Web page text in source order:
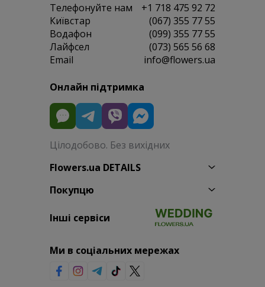
Телефонуйте нам
+1 718 475 92 72
Київстар
(067) 355 77 55
Водафон
(099) 355 77 55
Лайфсел
(073) 565 56 68
Email
info@flowers.ua
Онлайн підтримка
Цілодобово. Без вихідних
Flowers.ua DETAILS
Покупцю
Інші сервіси
Ми в соціальних мережах